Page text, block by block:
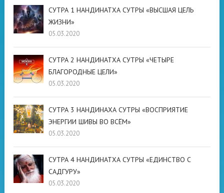
СУТРА 1 НАНДИНАТХА СУТРЫ «ВЫСШАЯ ЦЕЛЬ
ЖИЗНИ»
05.03.2020
СУТРА 2 НАНДИНАТХА СУТРЫ «ЧЕТЫРЕ
БЛАГОРОДНЫЕ ЦЕЛИ»
05.03.2020
СУТРА 3 НАНДИНАХА СУТРЫ «ВОСПРИЯТИЕ
ЭНЕРГИИ ШИВЫ ВО ВСЁМ»
05.03.2020
СУТРА 4 НАНДИНАТХА СУТРЫ «ЕДИНСТВО С
САДГУРУ»
05.03.2020